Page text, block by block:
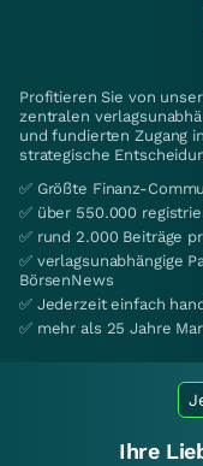
Profitieren Sie von
zentralen
und fundierten Zugang
strategische
✅ Größte Finanz-
✅ über 550.000
✅ rund 2.000 Beiträge
✅ verlagsunabhängige
BörsenNews
✅ Jederzeit einfach
✅ mehr als 25 Jahre
Ihre